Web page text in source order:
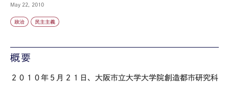
May 22, 2010
政治 民主主義
概要
２０１０年５月２１日、大阪市立大学大学院創造都市研究科